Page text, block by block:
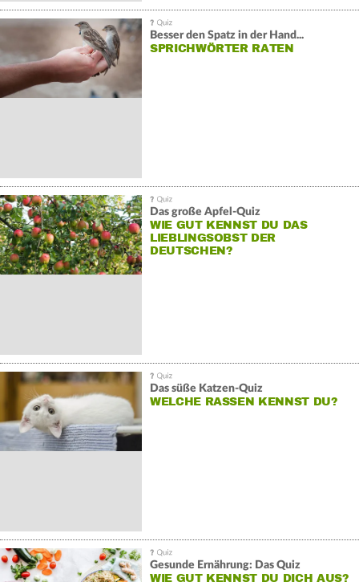
Besser den Spatz in der Hand...
SPRICHWÖRTER RATEN
Das große Apfel-Quiz
WIE GUT KENNST DU DAS
LIEBLINGSOBST DER
DEUTSCHEN?
Das süße Katzen-Quiz
WELCHE RASSEN KENNST DU?
Gesunde Ernährung: Das Quiz
WIE GUT KENNST DU DICH AUS?